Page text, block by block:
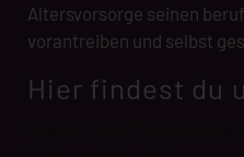
Altersvorsorge seinen
vorantreiben und selbst
Hier findest du